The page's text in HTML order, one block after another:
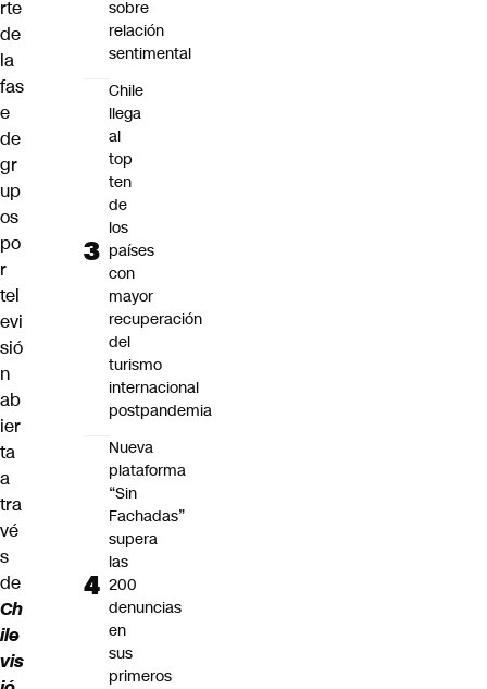
rte
de
la
fas
e
de
gr
up
os
po
r
tel
evi
sió
n
ab
ier
ta
a
tra
vé
s
de
Ch
ile
vis
sobre
relación
sentimental
Chile
llega
al
top
ten
de
los
países
con
mayor
recuperación
del
turismo
internacional
postpandemia
Nueva
plataforma
“Sin
Fachadas”
supera
las
200
denuncias
en
sus
primeros